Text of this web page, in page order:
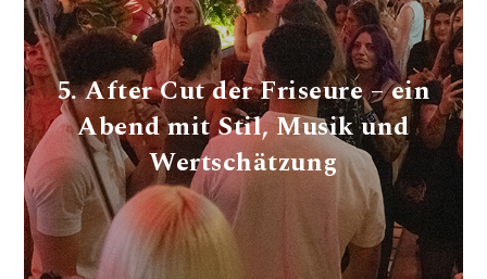
5. After Cut der Friseure – ein
Abend mit Stil, Musik und
Wertschätzung